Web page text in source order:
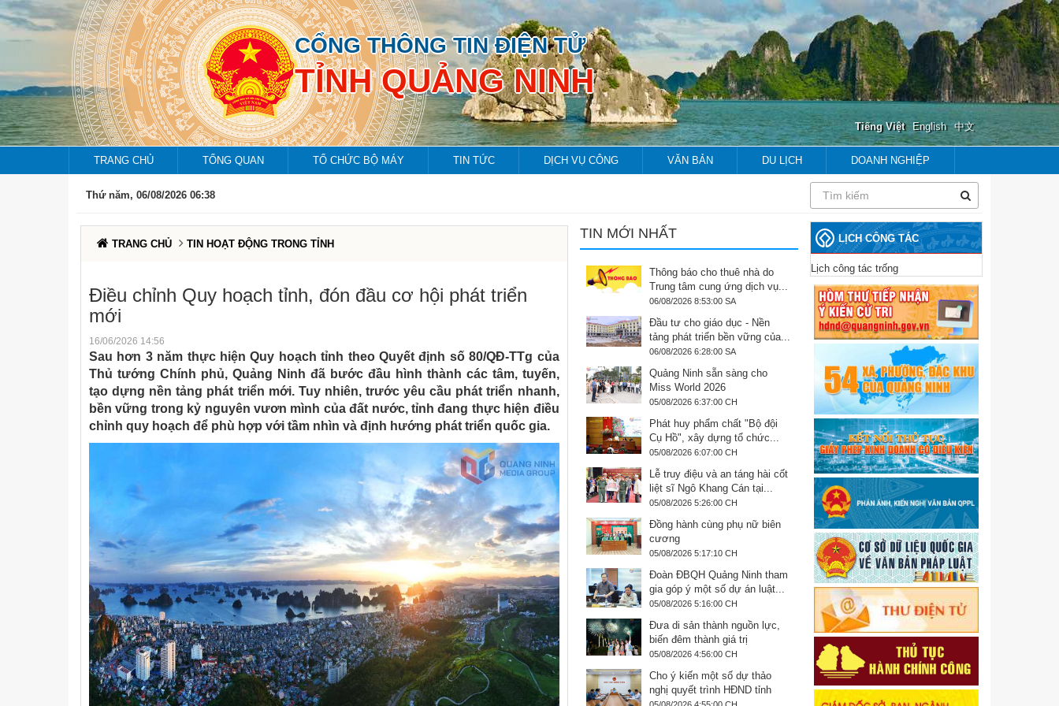
next
CỔNG THÔNG TIN ĐIỆN TỬ
TỈNH QUẢNG NINH
Tiếng Việt English 中文
TRANG CHỦ TỔNG QUAN TỔ CHỨC BỘ MÁY TIN TỨC DỊCH VỤ CÔNG VĂN BẢN DU LỊCH DOANH NGHIỆP
Thứ năm, 06/08/2026 06:38
TRANG CHỦ TIN HOẠT ĐỘNG TRONG TỈNH
Điều chỉnh Quy hoạch tỉnh, đón đầu cơ hội phát triển
mới
16/06/2026 14:56
Sau hơn 3 năm thực hiện Quy hoạch tỉnh theo Quyết định số 80/QĐ-TTg của
Thủ tướng Chính phủ, Quảng Ninh đã bước đầu hình thành các tâm, tuyến,
tạo dựng nền tảng phát triển mới. Tuy nhiên, trước yêu cầu phát triển nhanh,
bền vững trong kỷ nguyên vươn mình của đất nước, tỉnh đang thực hiện điều
chỉnh quy hoạch để phù hợp với tầm nhìn và định hướng phát triển quốc gia.
TIN MỚI NHẤT
Thông báo cho thuê nhà do
Trung tâm cung ứng dịch vụ...
06/08/2026 8:53:00 SA
Đầu tư cho giáo dục - Nền
tảng phát triển bền vững của...
06/08/2026 6:28:00 SA
Quảng Ninh sẵn sàng cho
Miss World 2026
05/08/2026 6:37:00 CH
Phát huy phẩm chất "Bộ đội
Cụ Hồ", xây dựng tổ chức...
05/08/2026 6:07:00 CH
Lễ truy điệu và an táng hài cốt
liệt sĩ Ngô Khang Cán tại...
05/08/2026 5:26:00 CH
Đồng hành cùng phụ nữ biên
cương
05/08/2026 5:17:10 CH
Đoàn ĐBQH Quảng Ninh tham
gia góp ý một số dự án luật...
05/08/2026 5:16:00 CH
Đưa di sản thành nguồn lực,
biến đêm thành giá trị
05/08/2026 4:56:00 CH
Cho ý kiến một số dự thảo
nghị quyết trình HĐND tỉnh
LỊCH CÔNG TÁC
Lịch công tác trống